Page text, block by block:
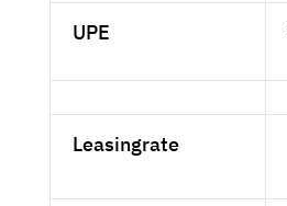
UPE
Leasingrate